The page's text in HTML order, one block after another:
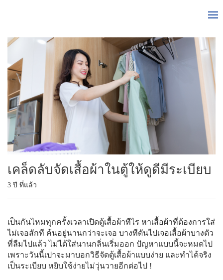
เคล็ดลับจัดเสื้อผ้าในตู้ให้ดูดีมีระเบียบ
3 ปี ที่แล้ว
เป็นกันไหมทุกครั้งเวลาเปิดตู้เสื้อผ้าทีไร หาเสื้อผ้าที่ต้องการใส่
ไม่เจอสักที ค้นอยู่นานกว่าจะเจอ บางทีดันไปเจอเสื้อผ้าบางตัว
ที่ลืมไปแล้ว ไม่ได้ใส่นานกลิ่นเริ่มออก ปัญหาแบบนี้จะหมดไป
เพราะวันนี้เปาจะมาบอกวิธีจัดตู้เสื้อผ้าแบบง่าย และทำได้จริง
เป็นระเบียบ หยิบใช้ง่ายไม่วุ่นวายอีกต่อไป !